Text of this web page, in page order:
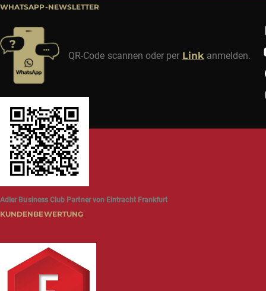
WHATSAPP-NEWSLETTER
QR-Code scannen oder per Linkanmelden.
Adler Business Club Partner von Eintracht Frankfurt
KUNDENBEWERTUNG